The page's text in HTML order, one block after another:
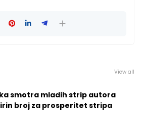
View all
smotra mladih strip autora
broj za prosperitet stripa